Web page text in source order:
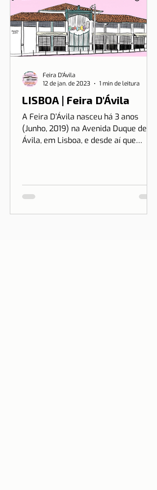
LISBOA | Feira D'Ávila
A Feira D’Ávila nasceu há 3 anos
(Junho, 2019) na Avenida Duque de
Ávila, em Lisboa, e desde aí que
Feira D'Ávila
12 de jan. de 2023
1 min de leitura